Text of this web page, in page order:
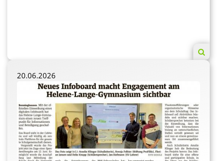
20.06.2026